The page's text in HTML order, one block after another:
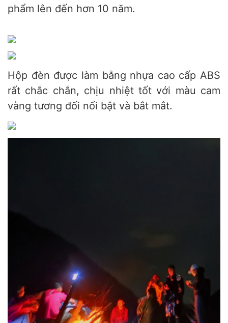
phẩm lên đến hơn 10 năm.
Hộp đèn được làm bằng nhựa cao cấp ABS
rất chắc chắn, chịu nhiệt tốt với màu cam
vàng tương đối nổi bật và bắt mắt.